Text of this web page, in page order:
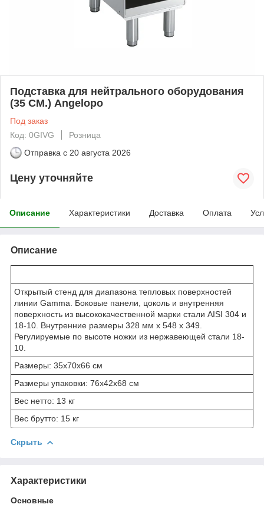
Подставка для нейтрального оборудования
(35 СМ.) Angelopo
Под заказ
Код: 0GIVG
Розница
Отправка с 20 августа 2026
Цену уточняйте
Описание Характеристики Доставка Оплата
Описание
Открытый стенд для диапазона тепловых поверхностей
линии Gamma. Боковые панели, цоколь и внутренняя
поверхность из высококачественной марки стали AISI 304 и
18-10. Внутренние размеры 328 мм х 548 х 349.
Регулируемые по высоте ножки из нержавеющей стали 18-
10.
Размеры: 35x70x66 см
Размеры упаковки: 76x42x68 см
Вес нетто: 13 кг
Вес брутто: 15 кг
Скрыть
Характеристики
Основные